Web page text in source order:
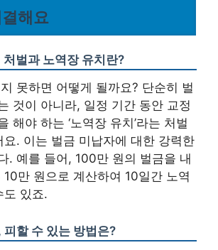
해요
처벌과 노역장 유치란?
못하면 어떻게 될까요? 단순히 벌
것이 아니라, 일정 기간 동안 교정
해야 하는 ‘노역장 유치’라는 처벌
요. 이는 벌금 미납자에 대한 강력한
. 예를 들어, 100만 원의 벌금을 내
10만 원으로 계산하여 10일간 노역
도 있죠.
피할 수 있는 방법은?